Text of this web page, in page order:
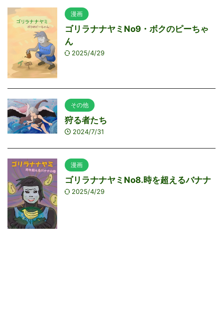
漫画
ゴリラナナヤミNo9・ボクのピーちゃ
ん
2025/4/29
その他
狩る者たち
2024/7/31
漫画
ゴリラナナヤミNo8.時を超えるバナナ
2025/4/29